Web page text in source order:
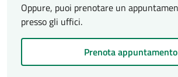
Oppure, puoi prenotare un
presso gli uffici.
Prenota appuntamento